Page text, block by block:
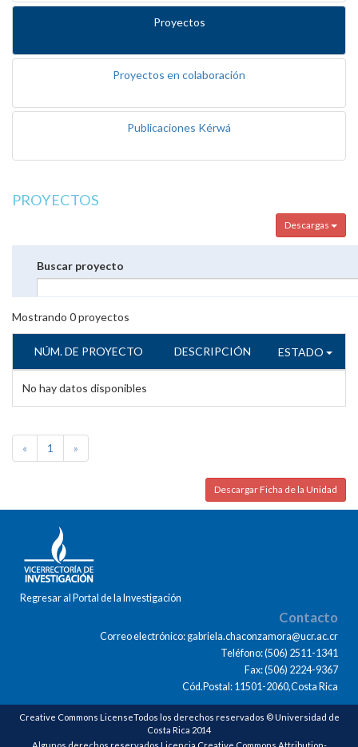
Proyectos
Proyectos en colaboración
Publicaciones Kérwá
PROYECTOS
Descargas
Buscar proyecto
Mostrando 0proyectos
NÚM. DE PROYECTO DESCRIPCIÓN ESTADO
No hay datos disponibles
« 1 »
Descargar Ficha de la Unidad
Regresar al Portal de la Investigación
Contacto
Correo electrónico: gabriela.chaconzamora@ucr.ac.cr
Teléfono: (506) 2511-1341
Fax: (506) 2224-9367
Cód.Postal: 11501-2060,Costa Rica
Creative Commons LicenseTodos los derechos reservados © Universidad de
Costa Rica 2014